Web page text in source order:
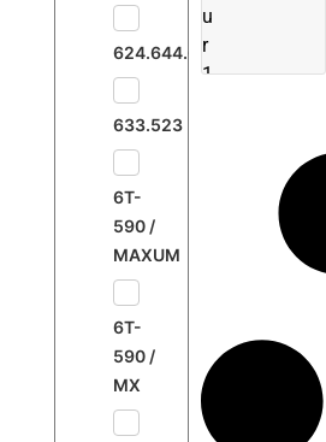
624.644.645.733
633.523
6T-
590 /
MAXUM
6T-
590 /
MX
u
r
1